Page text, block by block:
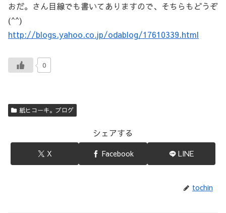
おだ。さん目線でも書いてありますので、そちらもどうぞ
(^^)
http://blogs.yahoo.co.jp/odablog/17610339.html
0
紙ヒコーキ。ブログ
シェアする
X Facebook LINE
tochin